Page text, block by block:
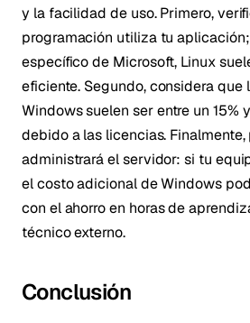
y la facilidad de uso. Primero,
programación utiliza tu
específico de Microsoft, Linux
eficiente. Segundo, considera que
Windows suelen ser entre un 15%
debido a las licencias. Finalmente,
administrará el servidor: si tu
el costo adicional de Windows
con el ahorro en horas de
técnico externo.
Conclusión